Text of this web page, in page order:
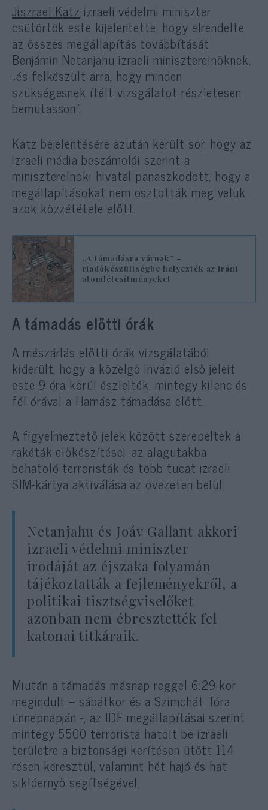
Jiszrael Katz izraeli védelmi miniszter
csütörtök este kijelentette, hogy elrendelte
az összes megállapítás továbbítását
Benjámin Netanjahu izraeli miniszterelnöknek,
„és felkészült arra, hogy minden
szükségesnek ítélt vizsgálatot részletesen
bemutasson”.
Katz bejelentésére azután került sor, hogy az
izraeli média beszámolói szerint a
miniszterelnöki hivatal panaszkodott, hogy a
megállapításokat nem osztották meg velük
azok közzététele előtt.
„A támadásra várnak” –
riadókészültségbe helyezték az iráni
atomlétesítményeket
A támadás előtti órák
A mészárlás előtti órák vizsgálatából
kiderült, hogy a közelgő invázió első jeleit
este 9 óra körül észlelték, mintegy kilenc és
fél órával a Hamász támadása előtt.
A figyelmeztető jelek között szerepeltek a
rakéták előkészítései, az alagutakba
behatoló terroristák és több tucat izraeli
SIM-kártya aktiválása az övezeten belül.
Netanjahu és Joáv Gallant akkori
izraeli védelmi miniszter
irodáját az éjszaka folyamán
tájékoztatták a fejleményekről, a
politikai tisztségviselőket
azonban nem ébresztették fel
katonai titkáraik.
Miután a támadás másnap reggel 6:29-kor
megindult – sábátkor és a Szimchát Tóra
ünnepnapján -, az IDF megállapításai szerint
mintegy 5500 terrorista hatolt be izraeli
területre a biztonsági kerítésen ütött 114
résen keresztül, valamint hét hajó és hat
siklóernyő segítségével.